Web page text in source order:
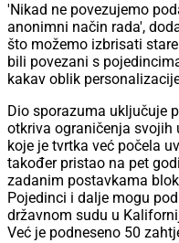
'Nikad ne povezujemo
anonimni način rada',
što možemo izbrisati
bili povezani s
kakav oblik
Dio sporazuma uključuje
otkriva ograničenja svojih
koje je tvrtka već počela
također pristao na pet
zadanim postavkama
Pojedinci i dalje mogu
državnom sudu u
Već je podneseno 50